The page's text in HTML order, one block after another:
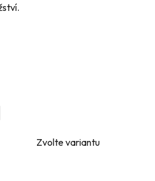
Zvolte variantu